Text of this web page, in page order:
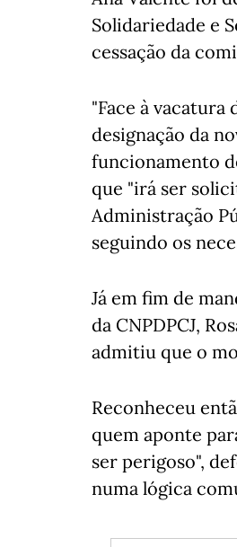
Solidariedade e
cessação da
"Face à
designação da
funcionamento
que "irá ser
Administração
seguindo os
Já em fim de
da CNPDPCJ,
admitiu que o
Reconheceu
quem aponte
ser perigoso",
numa lógica